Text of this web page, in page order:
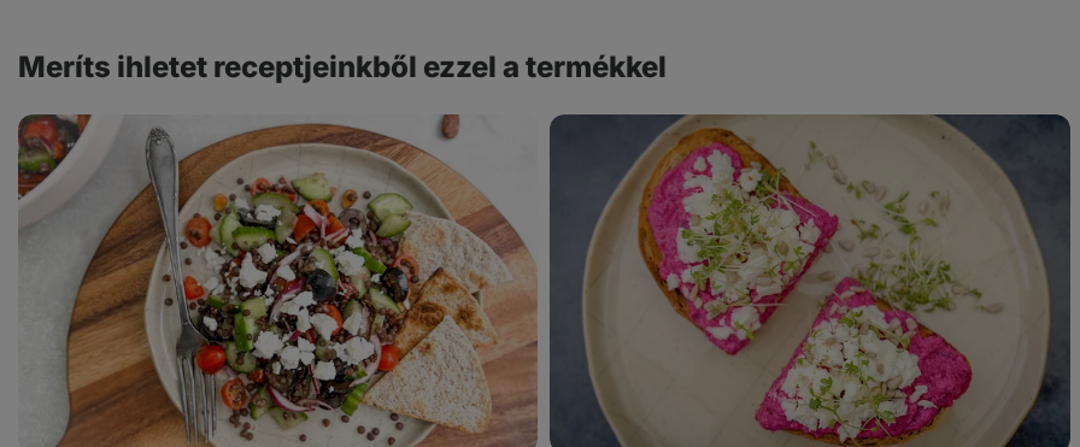
Meríts ihletet receptjeinkből ezzel a termékkel
Lencsesaláta
fetával
Céklakrém